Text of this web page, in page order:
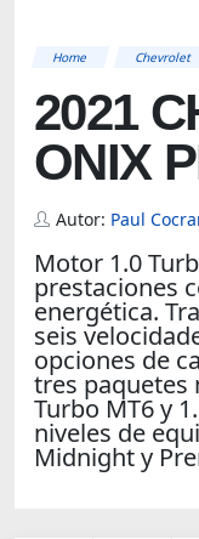
Home Chevrolet
2021
ONIX
Autor: Paul
Motor 1.0
prestaciones
energética.
seis
opciones de
tres paquetes
Turbo MT6 y
niveles de
Midnight y